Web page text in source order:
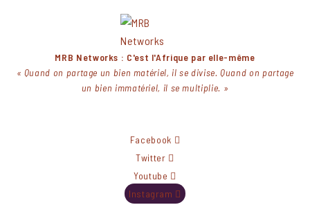
MRB Networks : C'est l'Afrique par elle-même
« Quand on partage un bien matériel, il se divise. Quand on partage
un bien immatériel, il se multiplie. »
Facebook
Twitter
Youtube
Instagram